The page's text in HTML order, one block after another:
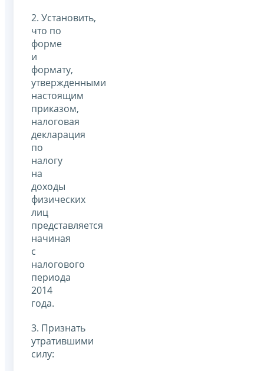
2. Установить,
что по
форме
и
формату,
утвержденными
настоящим
приказом,
налоговая
декларация
по
налогу
на
доходы
физических
лиц
представляется
начиная
с
налогового
периода
2014
года.
3. Признать
утратившими
силу: